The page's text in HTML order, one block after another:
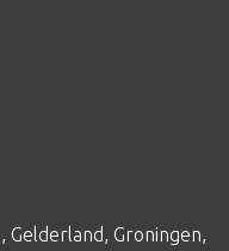
, Gelderland, Groningen,